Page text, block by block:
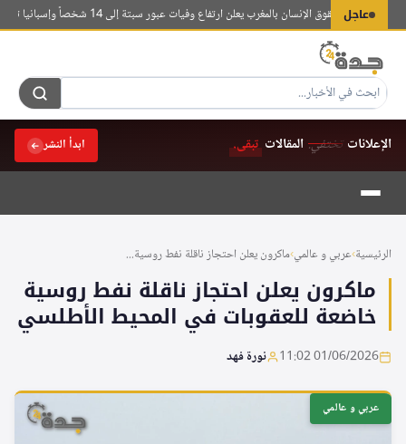
عاجل
لحقوق الإنسان بالمغرب يعلن ارتفاع وفيات عبور سبتة إلى 14 شخصاً وإسبانيا تسجل 80 حالة
الإعلانات تختفي.المقالات تبقى. ابدأ النشر
التجاوز
المحتوى
الرئيسية›عربي و عالمي›ماكرون يعلن احتجاز ناقلة نفط روسية...
ماكرون يعلن احتجاز ناقلة نفط روسية
خاضعة للعقوبات في المحيط الأطلسي
01/06/2026 11:02 نورة فهد
عربي و عالمي